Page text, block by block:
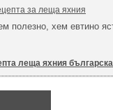
за леща яхния
полезно, хем евтино
леща яхния